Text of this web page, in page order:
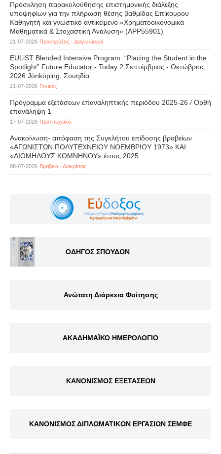
Πρόσκληση παρακολούθησης επιστημονικής διάλεξης
υποψηφίων για την πλήρωση θέσης βαθμίδας Επίκουρου
Καθηγητή και γνωστικό αντικείμενο «Χρηματοοικονομικά
Μαθηματικά & Στοχαστική Ανάλυση» (APP55901)
21-07-2026 Προκηρύξεις - Διαγωνισμοί
EULiST Blended Intensive Program: “Placing the Student in the
Spotlight” Future Educator - Today 2 Σεπτέμβριος - Οκτώβριος
2026 Jönköping, Σουηδία
21-07-2026 Γενικές
Πρόγραμμα εξετάσεων επαναληπτικής περιόδου 2025-26 / Ορθή
επανάληψη 1
17-07-2026 Προπτυχιακά
Ανακοίνωση- απόφαση της Συγκλήτου επίδοσης βραβείων
«ΑΓΩΝΙΣΤΩΝ ΠΟΛΥΤΕΧΝΕΙΟΥ ΝΟΕΜΒΡΙΟΥ 1973» ΚΑΙ
«ΔΙΟΜΗΔΟΥΣ ΚΟΜΝΗΝΟΥ» έτους 2025
08-07-2026 Βραβεία - Διακρίσεις
ΟΔΗΓΟΣ ΣΠΟΥΔΩΝ
Ανώτατη Διάρκεια Φοίτησης
ΑΚΑΔΗΜΑΪΚΟ ΗΜΕΡΟΛΟΓΙΟ
ΚΑΝΟΝΙΣΜΟΣ ΕΞΕΤΑΣΕΩΝ
ΚΑΝΟΝΙΣΜΟΣ ΔΙΠΛΩΜΑΤΙΚΩΝ ΕΡΓΑΣΙΩΝ ΣΕΜΦΕ